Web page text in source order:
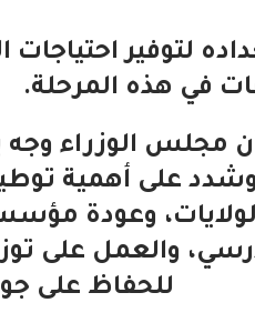
لتوفير احتياجات
في هذه المرحلة.
مجلس الوزراء
وشدد على أهمية
وعودة
والعمل على
للحفاظ على